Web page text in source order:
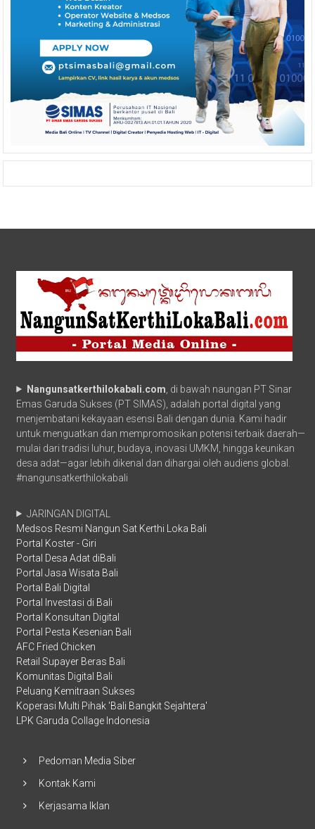
Nangunsatkerthilokabali.com , di bawah naungan PT Sinar
Emas Garuda Sukses (PT SIMAS), adalah portal digital yang
menjembatani kekayaan esensi Bali dengan dunia. Kami hadir
untuk menguatkan dan mempromosikan potensi terbaik daerah—
mulai dari tradisi luhur, budaya, inovasi UMKM, hingga keunikan
desa adat—agar lebih dikenal dan dihargai oleh audiens global.
#nangunsatkerthilokabali
JARINGAN DIGITAL
Medsos Resmi Nangun Sat Kerthi Loka Bali
Portal Koster - Giri
Portal Desa Adat diBali
Portal Jasa Wisata Bali
Portal Bali Digital
Portal Investasi di Bali
Portal Konsultan Digital
Portal Pesta Kesenian Bali
AFC Fried Chicken
Retail Supayer Beras Bali
Komunitas Digital Bali
Peluang Kemitraan Sukses
Koperasi Multi Pihak 'Bali Bangkit Sejahtera'
LPK Garuda Collage Indonesia
Pedoman Media Siber
Kontak Kami
Kerjasama Iklan